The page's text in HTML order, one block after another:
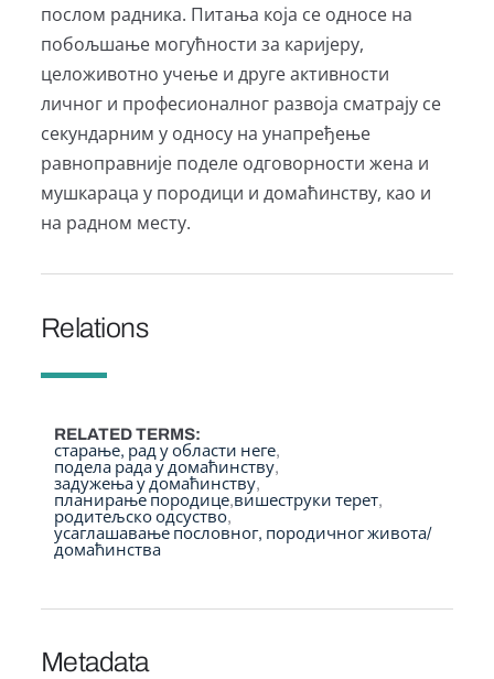
послом радника. Питања која се односе на
побољшање могућности за каријеру,
целоживотно учење и друге активности
личног и професионалног развоја сматрају се
секундарним у односу на унапређење
равноправније поделе одговорности жена и
мушкараца у породици и домаћинству, као и
на радном месту.
Relations
RELATED TERMS
старање, рад у области неге
подела рада у домаћинству
задужења у домаћинству
планирање породице вишеструки терет
родитељско одсуство
усаглашавање пословног, породичног живота/
домаћинства
Metadata